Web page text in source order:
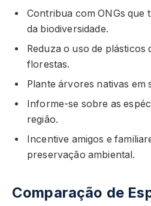
Contribua com ONGs que
da biodiversidade.
Reduza o uso de
florestas.
Plante árvores nativas em
Informe-se sobre as
região.
Incentive amigos e
preservação ambiental.
Comparação de